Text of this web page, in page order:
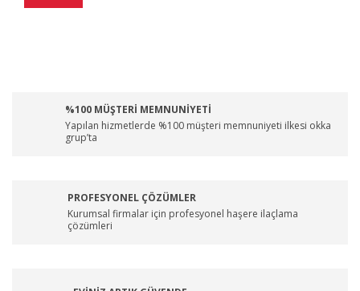
%100 MÜŞTERİ MEMNUNİYETİ
Yapılan hizmetlerde %100 müşteri memnuniyeti ilkesi okka
grup’ta
PROFESYONEL ÇÖZÜMLER
Kurumsal firmalar için profesyonel haşere ilaçlama
çözümleri